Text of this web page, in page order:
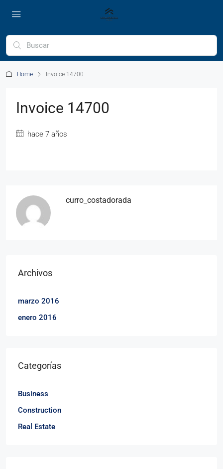
Home Invoice 14700
Invoice 14700
hace 7 años
curro_costadorada
Archivos
marzo 2016
enero 2016
Categorías
Business
Construction
Real Estate